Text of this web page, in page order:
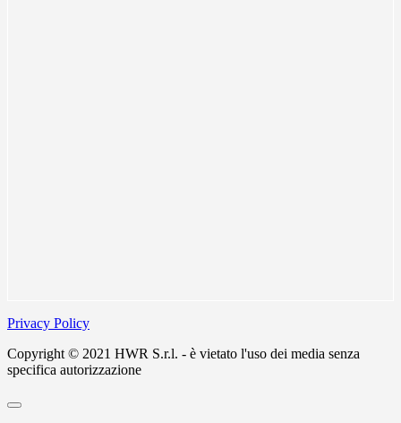
Privacy Policy
Copyright © 2021 HWR S.r.l. - è vietato l'uso dei media senza
specifica autorizzazione
Scroll